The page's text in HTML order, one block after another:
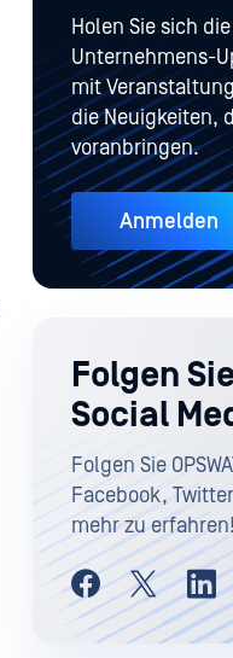
Holen Sie sich die
Unternehmens-
mit
die Neuigkeiten,
voranbringen.
Anmelden
Folgen
Social
Folgen Sie
Facebook,
mehr zu erfahren!